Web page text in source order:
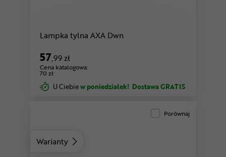
Lampka tylna AXA Dwn
57,99 zł
Cena katalogowa:
70 zł
U Ciebiew poniedziałek! Dostawa GRATIS
Warianty
Porównaj